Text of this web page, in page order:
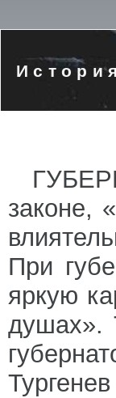
законе,
При
яркую
душах».